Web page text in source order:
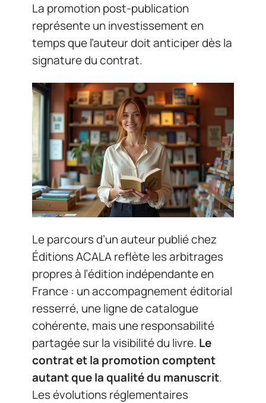
La promotion post-publication
représente un investissement en
temps que l’auteur doit anticiper dès la
signature du contrat.
Le parcours d’un auteur publié chez
Éditions ACALA reflète les arbitrages
propres à l’édition indépendante en
France : un accompagnement éditorial
resserré, une ligne de catalogue
cohérente, mais une responsabilité
partagée sur la visibilité du livre. Le
contrat et la promotion comptent
autant que la qualité du manuscrit.
Les évolutions réglementaires